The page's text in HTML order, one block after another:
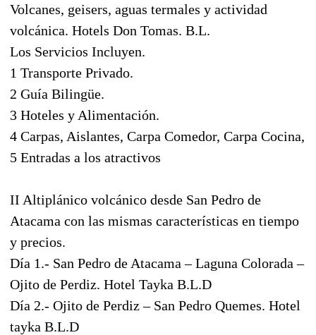
Volcanes, geisers, aguas termales y actividad
volcánica. Hotels Don Tomas. B.L.
Los Servicios Incluyen.
1 Transporte Privado.
2 Guía Bilingüe.
3 Hoteles y Alimentación.
4 Carpas, Aislantes, Carpa Comedor, Carpa Cocina,
5 Entradas a los atractivos
II Altiplánico volcánico desde San Pedro de
Atacama con las mismas características en tiempo
y precios.
Día 1.- San Pedro de Atacama – Laguna Colorada –
Ojito de Perdiz. Hotel Tayka B.L.D
Día 2.- Ojito de Perdiz – San Pedro Quemes. Hotel
tayka B.L.D